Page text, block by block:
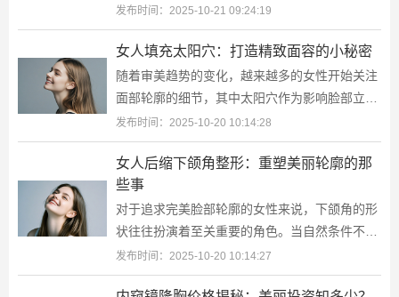
拥有理想的眼型。当自然条件无法满足时，一些
人会选择通过整形手术来改变眼型的大
发布时间：2025-10-21 09:24:19
女人填充太阳穴：打造精致面容的小秘密
随着审美趋势的变化，越来越多的女性开始关注
面部轮廓的细节，其中太阳穴作为影响脸部立体
感的关键部位之一，受到了不少爱美人士的关
注。对于那些希望改善自己面部比例的人
发布时间：2025-10-20 10:14:28
女人后缩下颌角整形：重塑美丽轮廓的那
些事
对于追求完美脸部轮廓的女性来说，下颌角的形
状往往扮演着至关重要的角色。当自然条件不尽
如人意时，后缩下颌角整形手术便成为了一种受
欢迎的选择。本文将带你深入了解这一
发布时间：2025-10-20 10:14:27